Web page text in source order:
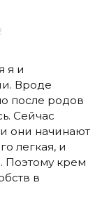
я и
Вроде
после родов
Сейчас
они начинают
легкая, и
Поэтому крем
в